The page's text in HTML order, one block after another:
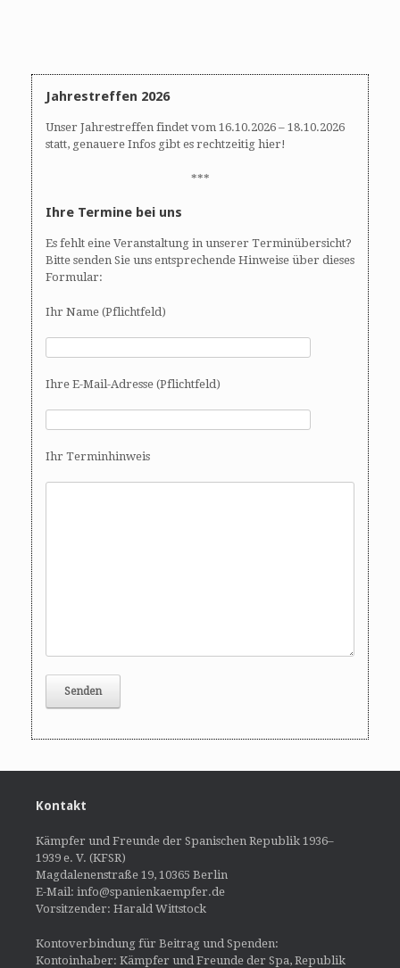
Jahrestreffen 2026
Unser Jahrestreffen findet vom 16.10.2026 – 18.10.2026
statt, genauere Infos gibt es rechtzeitig hier!
***
Ihre Termine bei uns
Es fehlt eine Veranstaltung in unserer Terminübersicht?
Bitte senden Sie uns entsprechende Hinweise über dieses
Formular:
Ihr Name (Pflichtfeld)
Ihre E-Mail-Adresse (Pflichtfeld)
Ihr Terminhinweis
Kontakt
Kämpfer und Freunde der Spanischen Republik 1936–
1939 e. V. (KFSR)
Magdalenenstraße 19, 10365 Berlin
E-Mail: info@spanienkaempfer.de
Vorsitzender: Harald Wittstock
Kontoverbindung für Beitrag und Spenden:
Kontoinhaber: Kämpfer und Freunde der Spa, Republik